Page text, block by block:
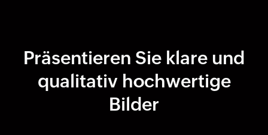
Präsentieren Sie klare und
qualitativ hochwertige
Bilder